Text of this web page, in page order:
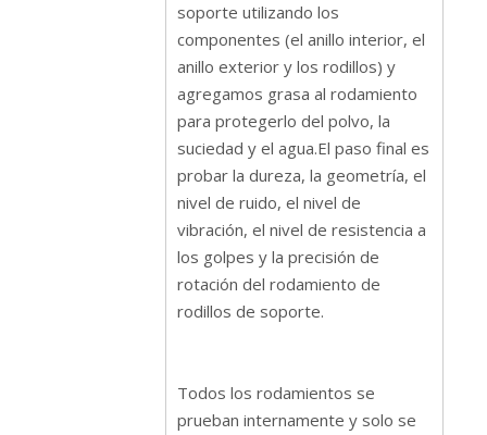
soporte utilizando los
componentes (el anillo interior, el
anillo exterior y los rodillos) y
agregamos grasa al rodamiento
para protegerlo del polvo, la
suciedad y el agua.El paso final es
probar la dureza, la geometría, el
nivel de ruido, el nivel de
vibración, el nivel de resistencia a
los golpes y la precisión de
rotación del rodamiento de
rodillos de soporte.
Todos los rodamientos se
prueban internamente y solo se